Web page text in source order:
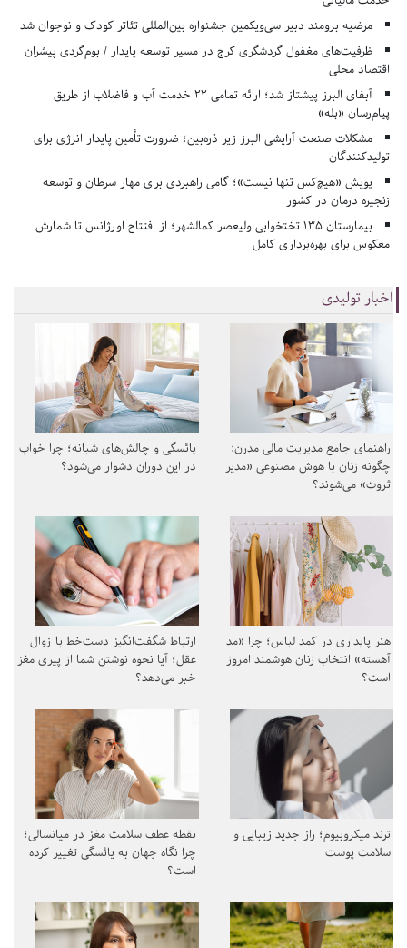
مرضیه برومند دبیر سی‌ویکمین جشنواره بین‌المللی تئاتر کودک و نوجوان شد
ظرفیت‌های مغفول گردشگری کرج در مسیر توسعه پایدار / بوم‌گردی پیشران
اقتصاد محلی
آبفای البرز پیشتاز شد؛ ارائه تمامی ۲۲ خدمت آب و فاضلاب از طریق
پیام‌رسان «بله»
مشکلات صنعت آرایشی البرز زیر ذره‌بین؛ ضرورت تأمین پایدار انرژی برای
تولیدکنندگان
پویش «هیچ‌کس تنها نیست»؛ گامی راهبردی برای مهار سرطان و توسعه
زنجیره درمان در کشور
بیمارستان ۱۳۵ تختخوابی ولیعصر کمالشهر؛ از افتتاح اورژانس تا شمارش
معکوس برای بهره‌برداری کامل
اخبار تولیدی
راهنمای جامع مدیریت مالی مدرن:
چگونه زنان با هوش مصنوعی «مدیر
ثروت» می‌شوند؟
یائسگی و چالش‌های شبانه؛ چرا خواب
در این دوران دشوار می‌شود؟
هنر پایداری در کمد لباس؛ چرا «مد
آهسته» انتخاب زنان هوشمند امروز
است؟
ارتباط شگفت‌انگیز دست‌خط با زوال
عقل؛ آیا نحوه نوشتن شما از پیری مغز
خبر می‌دهد؟
ترند میکروبیوم؛ راز جدید زیبایی و
سلامت پوست
نقطه عطف سلامت مغز در میانسالی؛
چرا نگاه جهان به یائسگی تغییر کرده
است؟